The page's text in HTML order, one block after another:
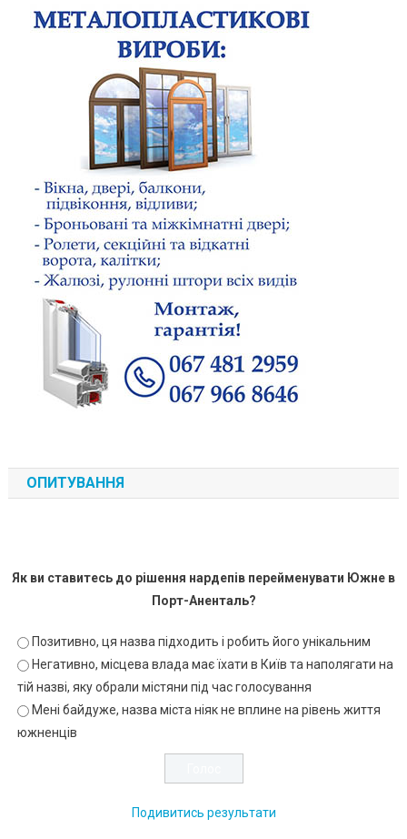
ОПИТУВАННЯ
Як ви ставитесь до рішення нардепів перейменувати Южне в
Порт-Аненталь?
Позитивно, ця назва підходить і робить його унікальним
Негативно, місцева влада має їхати в Київ та наполягати на
тій назві, яку обрали містяни під час голосування
Мені байдуже, назва міста ніяк не вплине на рівень життя
южненців
Подивитись результати